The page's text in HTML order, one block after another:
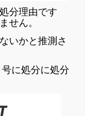
分理由です
せん。
いかと推測さ
に処分に処分